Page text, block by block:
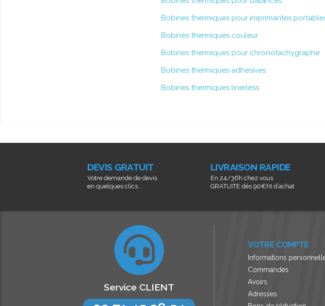
Bobines thermiques pour imprimantes
Bobines thermiques couleur
Bobines thermiques pour chronotachygraphe
Bobines thermiques adhésives
Bobines thermiques linerless
DEVIS GRATUIT
Votre demande de devis
en quelques clics...
LIVRAISON RAPIDE
En 24/36h chez vous
GRATUITE dès 90€ht d’achat
VOTRE COMPTE
Informations
Commandes
Avoirs
Adresses
Service CLIENT